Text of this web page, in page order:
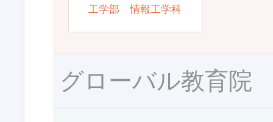
工学部 情報工学科
グローバル教育院